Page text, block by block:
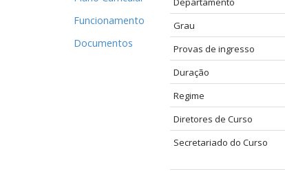
Funcionamento
Documentos
Grau
Provas de ingresso
Duração
Regime
Diretores de Curso
Secretariado do Curso